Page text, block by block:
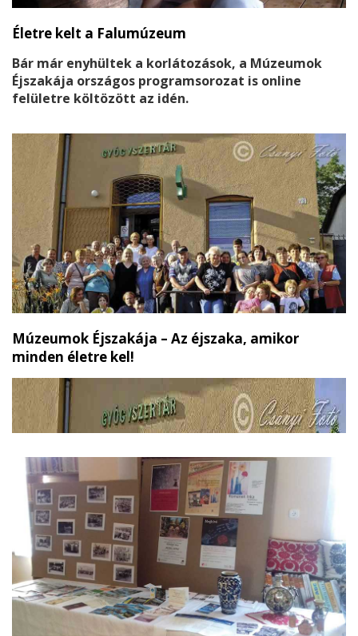
Életre kelt a Falumúzeum
Bár már enyhültek a korlátozások, a Múzeumok
Éjszakája országos programsorozat is online
felületre költözött az idén.
Múzeumok Éjszakája – Az éjszaka, amikor
minden életre kel!